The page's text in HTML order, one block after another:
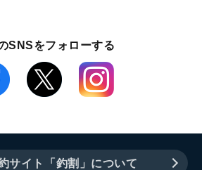
SNSをフォローする
サイト「釣割」について